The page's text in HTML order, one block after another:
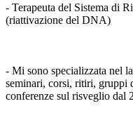
- Terapeuta del Sistema di
(riattivazione del DNA)
- Mi sono specializzata nel
seminari, corsi, ritiri, gruppi
conferenze sul risveglio dal